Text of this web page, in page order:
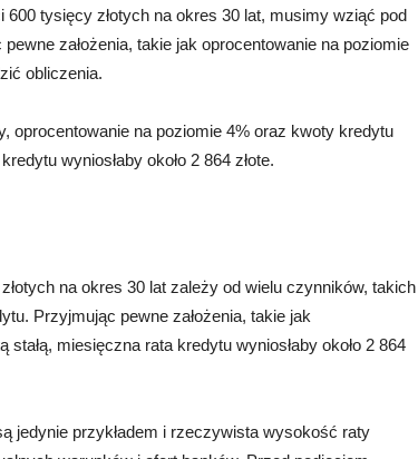
tysięcy złotych na okres 30 lat, musimy wziąć pod
założenia, takie jak oprocentowanie na poziomie
obliczenia.
oprocentowanie na poziomie 4% oraz kwoty kredytu
wyniosłaby około 2 864 złote.
na okres 30 lat zależy od wielu czynników, takich
Przyjmując pewne założenia, takie jak
miesięczna rata kredytu wyniosłaby około 2 864
jedynie przykładem i rzeczywista wysokość raty